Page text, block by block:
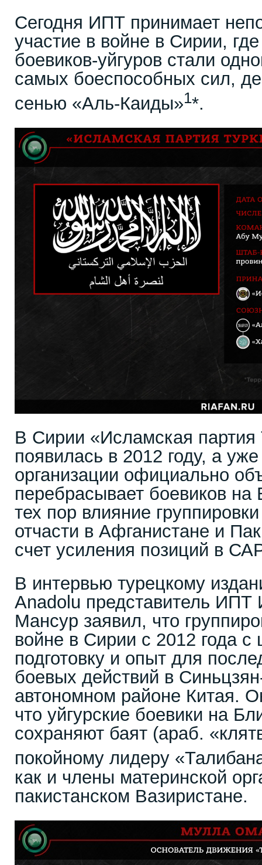
Сегодня ИПТ принимает
участие в войне в Сирии,
боевиков-уйгуров стали
самых боеспособных сил,
сенью «Аль-Каиды»1*.
В Сирии «Исламская партия
появилась в 2012 году, а
организации официально
перебрасывает боевиков
тех пор влияние
отчасти в Афганистане и
счет усиления позиций в
В интервью турецкому
Anadolu представитель ИПТ
Мансур заявил, что
войне в Сирии с 2012 года с
подготовку и опыт для
боевых действий в
автономном районе Китая.
что уйгурские боевики на
сохраняют баят (араб.
покойному лидеру
как и члены материнской
пакистанском Вазиристане.